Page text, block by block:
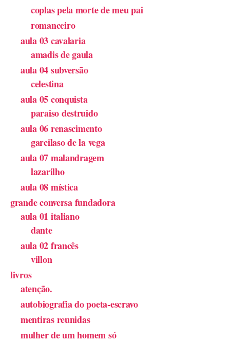
coplas pela morte de meu pai
romanceiro
aula 03 cavalaria
amadis de gaula
aula 04 subversão
celestina
aula 05 conquista
paraiso destruido
aula 06 renascimento
garcilaso de la vega
aula 07 malandragem
lazarilho
aula 08 mística
grande conversa fundadora
aula 01 italiano
dante
aula 02 francês
villon
livros
atenção.
autobiografia do poeta-escravo
mentiras reunidas
mulher de um homem só